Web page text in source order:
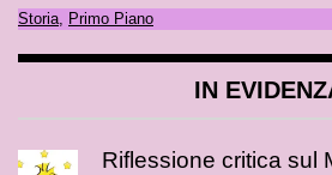
Storia, Primo Piano
IN
Riflessione critica sul